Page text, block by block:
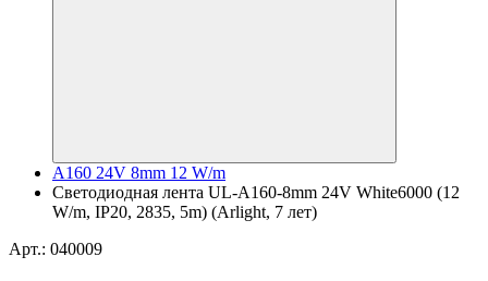
A160 24V 8mm 12 W/m
Светодиодная лента UL-A160-8mm 24V White6000 (12
W/m, IP20, 2835, 5m) (Arlight, 7 лет)
Арт.: 040009